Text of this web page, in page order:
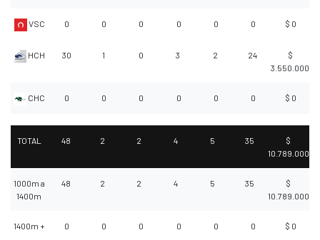
VSC 0 0 0 0 0 0 $ 0
HCH 30 1 0 3 2 24
$
3.550.000
CHC 0 0 0 0 0 0 $ 0
TOTAL 48 2 2 4 5 35
$
10.789.000
1000m a
1400m
48 2 2 4 5 35
$
10.789.000
1400m + 0 0 0 0 0 0 $ 0